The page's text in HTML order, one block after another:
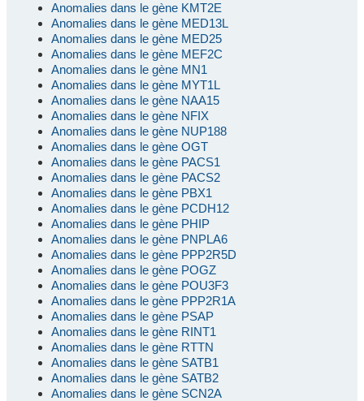
Anomalies dans le gène KMT2E
Anomalies dans le gène MED13L
Anomalies dans le gène MED25
Anomalies dans le gène MEF2C
Anomalies dans le gène MN1
Anomalies dans le gène MYT1L
Anomalies dans le gène NAA15
Anomalies dans le gène NFIX
Anomalies dans le gène NUP188
Anomalies dans le gène OGT
Anomalies dans le gène PACS1
Anomalies dans le gène PACS2
Anomalies dans le gène PBX1
Anomalies dans le gène PCDH12
Anomalies dans le gène PHIP
Anomalies dans le gène PNPLA6
Anomalies dans le gène PPP2R5D
Anomalies dans le gène POGZ
Anomalies dans le gène POU3F3
Anomalies dans le gène PPP2R1A
Anomalies dans le gène PSAP
Anomalies dans le gène RINT1
Anomalies dans le gène RTTN
Anomalies dans le gène SATB1
Anomalies dans le gène SATB2
Anomalies dans le gène SCN2A